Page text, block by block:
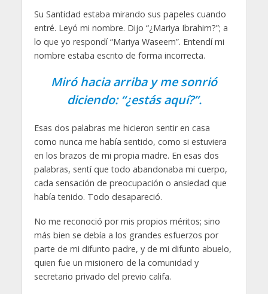
Su Santidad estaba mirando sus papeles cuando
entré. Leyó mi nombre. Dijo “¿Mariya Ibrahim?”; a
lo que yo respondí “Mariya Waseem”. Entendí mi
nombre estaba escrito de forma incorrecta.
Miró hacia arriba y me sonrió
diciendo: “¿estás aquí?”.
Esas dos palabras me hicieron sentir en casa
como nunca me había sentido, como si estuviera
en los brazos de mi propia madre. En esas dos
palabras, sentí que todo abandonaba mi cuerpo,
cada sensación de preocupación o ansiedad que
había tenido. Todo desapareció.
No me reconoció por mis propios méritos; sino
más bien se debía a los grandes esfuerzos por
parte de mi difunto padre, y de mi difunto abuelo,
quien fue un misionero de la comunidad y
secretario privado del previo califa.